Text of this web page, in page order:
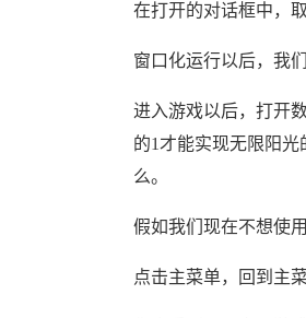
在打开的对话框中，
窗口化运行以后，我
进入游戏以后，打开
的1才能实现无限阳
么。
假如我们现在不想使
点击主菜单，回到主